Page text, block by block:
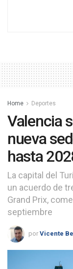
Home Deportes
Valencia
nueva
hasta
La capital del
un acuerdo de
Grand Prix,
septiembre
por Vicente